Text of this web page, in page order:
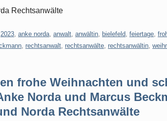
Rechtsanwälte
2023, anke norda, anwalt, anwältin, bielefeld, feiertage,
, rechtsanwalt, rechtsanwälte, rechtsanwältin,
frohe Weihnachten und
Norda und Marcus
Norda Rechtsanwälte